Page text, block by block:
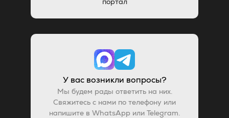
У вас возникли вопросы?
Мы будем рады ответить на них.
Свяжитесь с нами по телефону или
напишите в WhatsApp или Telegram.